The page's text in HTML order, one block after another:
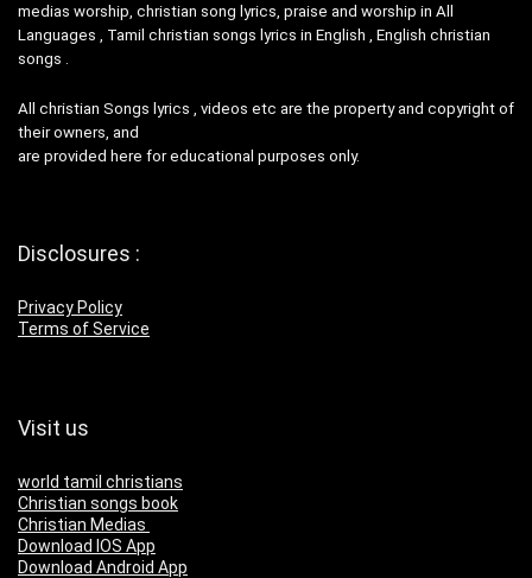
medias worship, christian song lyrics, praise and worship in All
Languages , Tamil christian songs lyrics in English , English christian
songs .
All christian Songs lyrics , videos etc are the property and copyright of
their owners, and
are provided here for educational purposes only.
Disclosures :
Privacy Policy
Terms of Service
Visit us
world tamil christians
Christian songs book
Christian Medias
Download IOS App
Download Android App